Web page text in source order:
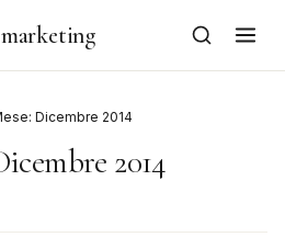
Dicembre 2014
2014